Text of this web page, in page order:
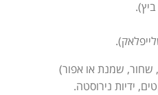
שחור, שמנת או אפור)
ידיות נירוסטה.